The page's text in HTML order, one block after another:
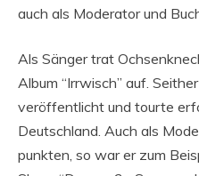
auch als Moderator und
Als Sänger trat
Album “Irrwisch” auf.
veröffentlicht und tourte
Deutschland. Auch als
punkten, so war er zum